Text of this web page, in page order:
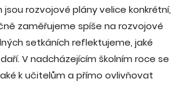
rozvojové plány velice konkrétní,
zaměřujeme spíše na rozvojové
setkáních reflektujeme, jaké
V nadcházejícím školním roce se
k učitelům a přímo ovlivňovat